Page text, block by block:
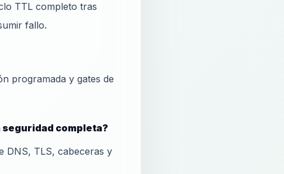
TTL completo tras
fallo.
programada y gates de
seguridad completa?
DNS, TLS, cabeceras y